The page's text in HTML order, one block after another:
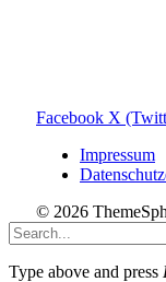
Facebook X
Impressum
© 2026
Type above and press